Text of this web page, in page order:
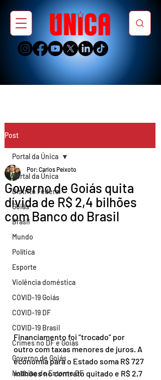
Post
Portal da Única
Distrito Federal
Goiás
Brasil
Mundo
Política
Esporte
Violência doméstica
COVID-19 Goiás
COVID-19 DF
COVID-19 Brasil
Crimes no DF e Goiás
Governo de Goiás
Notícias do Entorno DF
Portal da Única
Governo de Goiás quita
dívida de R$ 2,4 bilhões
com Banco do Brasil
Por: Carlos Peixoto
Financiamento foi “trocado” por
outro com taxas menores de juros. A
economia para o Estado soma R$ 727
milhões no contrato quitado e R$ 2,7